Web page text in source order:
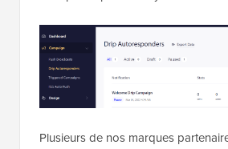
Plusieurs de nos marques